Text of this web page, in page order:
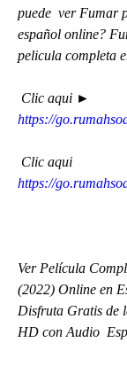
puede  ver Fumar
español online?
pelicula completa
https://
https://
Ver Película
(2022) Online en
Disfruta Gratis de
HD con Audio